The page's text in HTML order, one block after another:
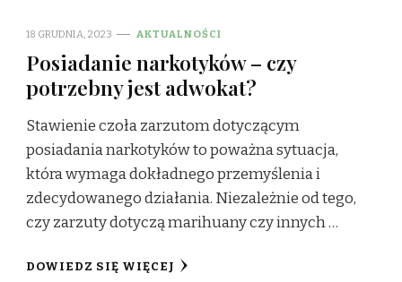
18 GRUDNIA, 2023 AKTUALNOŚCI
Posiadanie narkotyków – czy
potrzebny jest adwokat?
Stawienie czoła zarzutom dotyczącym
posiadania narkotyków to poważna sytuacja,
która wymaga dokładnego przemyślenia i
zdecydowanego działania. Niezależnie od tego,
czy zarzuty dotyczą marihuany czy innych …
DOWIEDZ SIĘ WIĘCEJ